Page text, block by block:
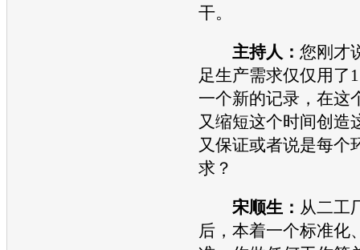
干。
主持人： 您刚才
足生产需求仅仅用了
一个新的记录，在这
又缩短这个时间创造
又保证或者说是每个
求？
宋顺生： 从二工
后，本着一个标准化